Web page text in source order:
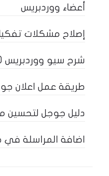
أعضاء ووردبريس
إصلاح مشكلات
شرح سيو ووردبريس WordPress SEO
طريقة عمل اعلان
دليل جوجل لتحسين
اضافة المراسلة